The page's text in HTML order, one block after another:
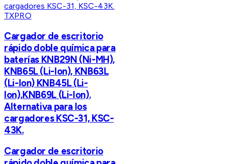
TXPRO
Cargador de escritorio
rápido doble química para
baterías KNB29N (Ni-MH),
KNB65L (Li-Ion), KNB63L
(Li-Ion) KNB45L (Li-
Ion),KNB69L (Li-Ion).
Alternativa para los
cargadores KSC-31, KSC-
43K.
Cargador de escritorio